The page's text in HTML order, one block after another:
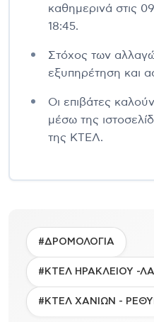
καθημερινά στις
18:45.
Στόχος των
εξυπηρέτηση και
Οι επιβάτες
μέσω της
της ΚΤΕΛ.
#ΔΡΟΜΟΛΟΓΙΑ
#ΚΤΕΛ ΗΡΑΚΛΕΙΟΥ -
#ΚΤΕΛ ΧΑΝΙΩΝ -